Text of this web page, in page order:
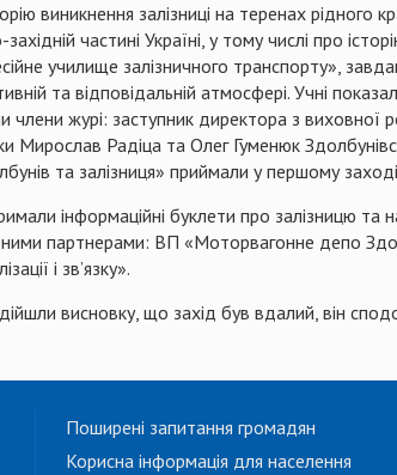
виникнення залізниці на теренах рідного
частині Україні, у тому числі про
училище залізничного транспорту»,
та відповідальній атмосфері. Учні
члени журі: заступник директора з
Мирослав Радіца та Олег Гуменюк
та залізниця» приймали у першому
інформаційні буклети про залізницю та
партнерами: ВП «Моторвагонне депо
і зв’язку».
висновку, що захід був вдалий, він
Поширені запитання громадян
Корисна інформація для населення